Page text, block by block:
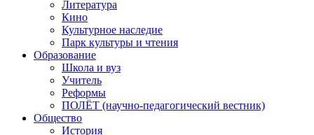
Литература
Кино
Культурное наследие
Парк культуры и чтения
Образование
Школа и вуз
Учитель
Реформы
ПОЛЁТ (научно-педагогический вестник)
Общество
История